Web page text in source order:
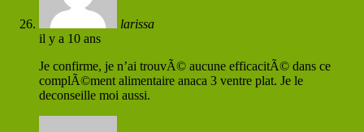
larissa
il y a 10 ans
Je confirme, je n’ai trouvÃ© aucune efficacitÃ© dans ce
complÃ©ment alimentaire anaca 3 ventre plat. Je le
deconseille moi aussi.